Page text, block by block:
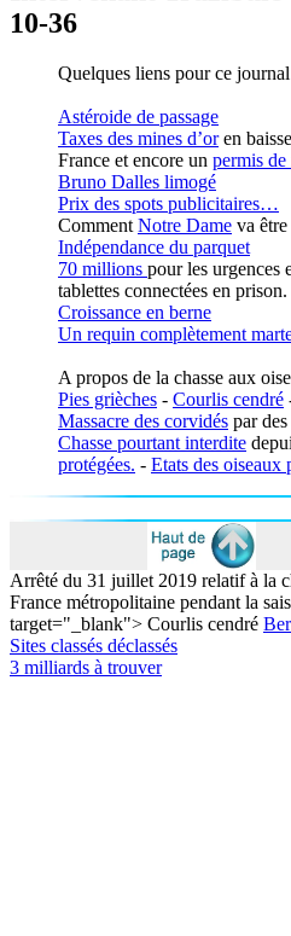
10-36
Quelques liens pour ce
Astéroide de passage
Taxes des mines d’oren
France et encore un permis
Bruno Dalles limogé
Prix des spots publicitaires…
CommentNotre Dame va
Indépendance du parquet
70 millions pour les urgences
tablettes connectées en prison.
Croissance en berne
Un requin complètement
A propos de la chasse aux
Pies grièches - Courlis cendré
Massacre des corvidés par
Chasse pourtant interdite
protégées. - Etats des oiseaux
Arrêté du 31 juillet 2019 relatif à la
France métropolitaine pendant la
target="_blank"> Courlis cendré
Sites classés déclassés
3 milliards à trouver